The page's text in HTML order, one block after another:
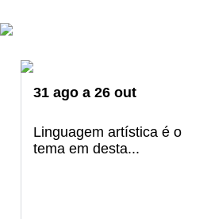
31 ago a 26 out
Linguagem artística é o
tema em desta...